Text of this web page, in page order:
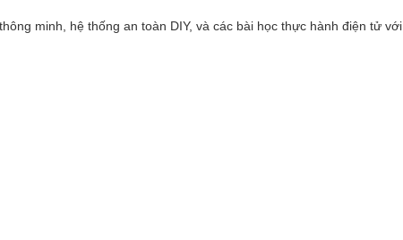
thông minh, hệ thống an toàn DIY, và các bài học thực hành điện tử với